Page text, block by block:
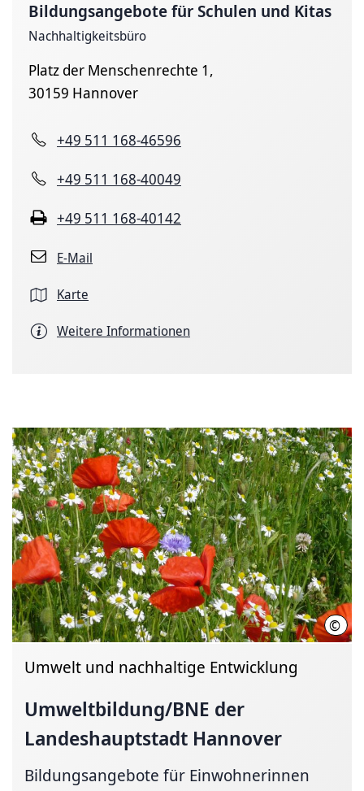
Bildungsangebote für Schulen und Kitas
Nachhaltigkeitsbüro
Platz der Menschenrechte 1,
30159 Hannover
+49 511 168-46596
+49 511 168-40049
+49 511 168-40142
E-Mail
Karte
Weitere Informationen
©
Umwelt und nachhaltige Entwicklung
Umweltbildung/BNE der
Landeshauptstadt Hannover
Bildungsangebote für Einwohnerinnen